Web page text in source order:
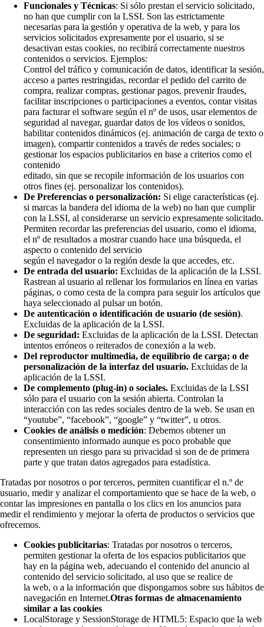
Funcionales y Técnicas: Si sólo prestan el servicio solicitado,
no han que cumplir con la LSSI. Son las estrictamente
necesarias para la gestión y operativa de la web, y para los
servicios solicitados expresamente por el usuario, si se
desactivan estas cookies, no recibirá correctamente nuestros
contenidos o servicios. Ejemplos:
Control del tráfico y comunicación de datos, identificar la sesión,
acceso a partes restringidas, recordar el pedido del carrito de
compra, realizar compras, gestionar pagos, prevenir fraudes,
facilitar inscripciones o participaciones a eventos, contar visitas
para facturar el software según el nº de usos, usar elementos de
seguridad al navegar, guardar datos de los vídeos o sonidos,
habilitar contenidos dinámicos (ej. animación de carga de texto o
imagen), compartir contenidos a través de redes sociales; o
gestionar los espacios publicitarios en base a criterios como el
contenido
editado, sin que se recopile información de los usuarios con
otros fines (ej. personalizar los contenidos).
De Preferencias o personalización: Si elige características (ej.
si marcas la bandera del idioma de la web) no han que cumplir
con la LSSI, al considerarse un servicio expresamente solicitado.
Permiten recordar las preferencias del usuario, como el idioma,
el nº de resultados a mostrar cuando hace una búsqueda, el
aspecto o contenido del servicio
según el navegador o la región desde la que accedes, etc.
De entrada del usuario: Excluidas de la aplicación de la LSSI.
Rastrean al usuario al rellenar los formularios en línea en varias
páginas, o como cesta de la compra para seguir los artículos que
haya seleccionado al pulsar un botón.
De autenticación o identificación de usuario (de sesión).
Excluidas de la aplicación de la LSSI.
De seguridad: Excluidas de la aplicación de la LSSI. Detectan
intentos erróneos o reiterados de conexión a la web.
Del reproductor multimedia, de equilibrio de carga; o de
personalización de la interfaz del usuario. Excluidas de la
aplicación de la LSSI.
De complemento (plug-in) o sociales. Excluidas de la LSSI
sólo para el usuario con la sesión abierta. Controlan la
interacción con las redes sociales dentro de la web. Se usan en
“youtube”, “facebook”, “google” y “twitter”, u otros.
Cookies de análisis o medición: Debemos obtener un
consentimiento informado aunque es poco probable que
representen un riesgo para su privacidad si son de de primera
parte y que tratan datos agregados para estadística.
Tratadas por nosotros o por terceros, permiten cuantificar el n.º de
usuario, medir y analizar el comportamiento que se hace de la web, o
contar las impresiones en pantalla o los clics en los anuncios para
medir el rendimiento y mejorar la oferta de productos o servicios que
ofrecemos.
Cookies publicitarias: Tratadas por nosotros o terceros,
permiten gestionar la oferta de los espacios publicitarios que
hay en la página web, adecuando el contenido del anuncio al
contenido del servicio solicitado, al uso que se realice de
la web, o a la información que dispongamos sobre sus hábitos de
navegación en Internet.Otras formas de almacenamiento
similar a las cookies
LocalStorage y SessionStorage de HTML5: Espacio que la web